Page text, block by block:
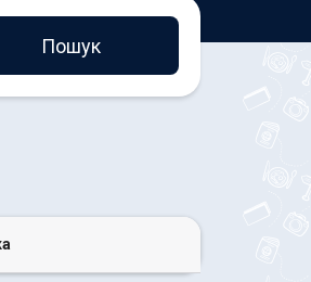
Чат в Messenger
Пошук